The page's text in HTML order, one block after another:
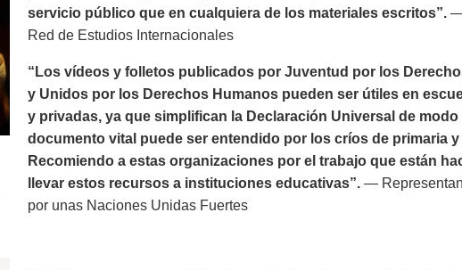
servicio público que en cualquiera de los materiales escritos”. —
Red de Estudios Internacionales
“Los vídeos y folletos publicados por Juventud por los
y Unidos por los Derechos Humanos pueden ser útiles en
y privadas, ya que simplifican la Declaración Universal de modo
documento vital puede ser entendido por los críos de primaria
Recomiendo a estas organizaciones por el trabajo que están
llevar estos recursos a instituciones educativas”. —
por unas Naciones Unidas Fuertes